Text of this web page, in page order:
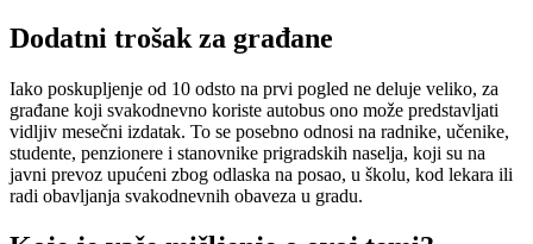
Dodatni trošak za građane
Iako poskupljenje od 10 odsto na prvi pogled ne deluje veliko, za
građane koji svakodnevno koriste autobus ono može predstavljati
vidljiv mesečni izdatak. To se posebno odnosi na radnike, učenike,
studente, penzionere i stanovnike prigradskih naselja, koji su na
javni prevoz upućeni zbog odlaska na posao, u školu, kod lekara ili
radi obavljanja svakodnevnih obaveza u gradu.